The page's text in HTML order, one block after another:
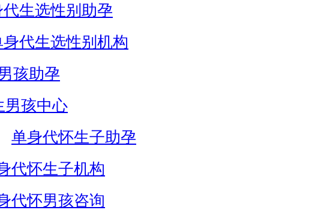
生选性别助孕
身代生选性别机构
孩助孕
男孩中心
单身代怀生子助孕
代怀生子机构
代怀男孩咨询